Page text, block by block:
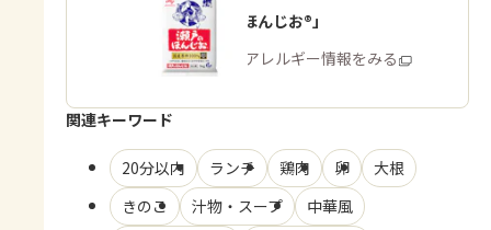
「瀬戸のほんじお®」
商品・アレルギー情報をみる
関連キーワード
20分以内 ランチ 鶏肉 卵
大根
きのこ
汁物・スープ
中華風